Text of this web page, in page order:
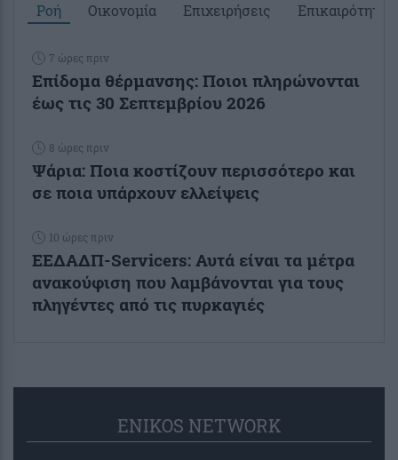
Ροή Οικονομία Επιχειρήσεις Επικαιρότητα
7 ώρες πριν
Επίδομα θέρμανσης: Ποιοι πληρώνονται
έως τις 30 Σεπτεμβρίου 2026
8 ώρες πριν
Ψάρια: Ποια κοστίζουν περισσότερο και
σε ποια υπάρχουν ελλείψεις
10 ώρες πριν
ΕΕΔΑΔΠ-Servicers: Αυτά είναι τα μέτρα
ανακούφιση που λαμβάνονται για τους
πληγέντες από τις πυρκαγιές
ENIKOS NETWORK